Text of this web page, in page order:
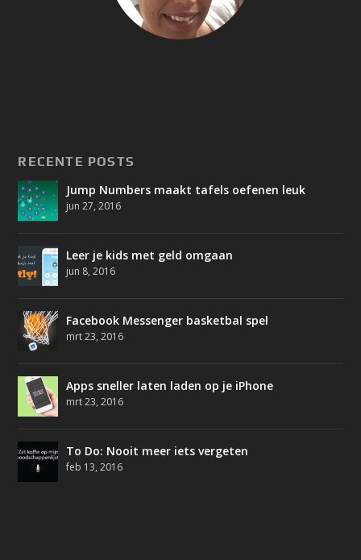
RECENTE POSTS
Jump Numbers maakt tafels oefenen leuk
jun 27, 2016
Leer je kids met geld omgaan
jun 8, 2016
Facebook Messenger basketbal spel
mrt 23, 2016
Apps sneller laten laden op je iPhone
mrt 23, 2016
To Do: Nooit meer iets vergeten
feb 13, 2016